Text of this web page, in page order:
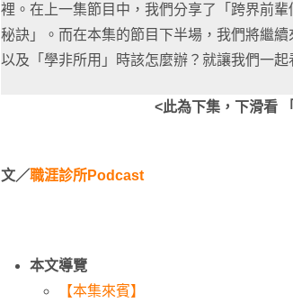
裡。在上一集節目中，我們分享了「跨界前
秘訣」。而在本集的節目下半場，我們將繼
以及「學非所用」時該怎麼辦？就讓我們一起
<此為下集，下滑看
文／職涯診所Podcast
本文導覽
【本集來賓】